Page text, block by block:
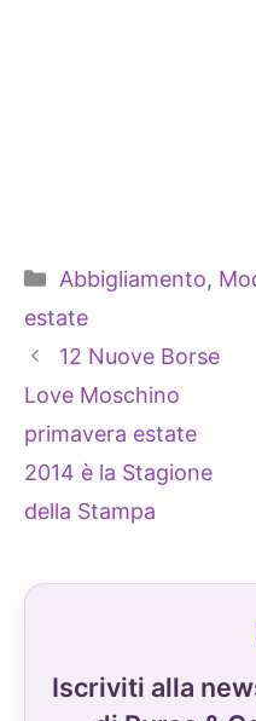
Categorie
Abbigliamento,
estate
12 Nuove Borse
Love Moschino
primavera estate
2014 è la Stagione
della Stampa
Iscriviti alla